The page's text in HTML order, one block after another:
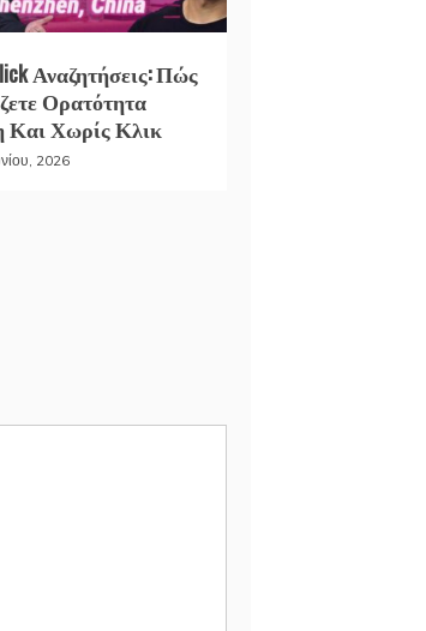
Αναζητήσεις: Πώς
Ορατότητα
Και Χωρίς Κλικ
2026